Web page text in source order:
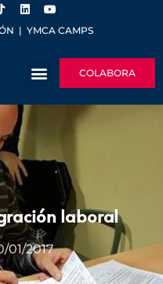
| YMCA CAMPS
COLABORA
laboral
01/2017